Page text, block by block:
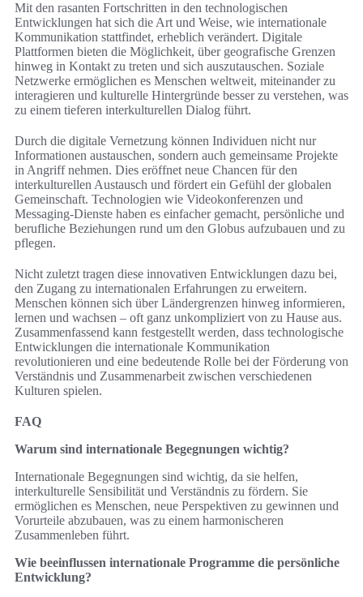
Mit den rasanten Fortschritten in den technologischen
Entwicklungen hat sich die Art und Weise, wie internationale
Kommunikation stattfindet, erheblich verändert. Digitale
Plattformen bieten die Möglichkeit, über geografische Grenzen
hinweg in Kontakt zu treten und sich auszutauschen. Soziale
Netzwerke ermöglichen es Menschen weltweit, miteinander zu
interagieren und kulturelle Hintergründe besser zu verstehen, was
zu einem tieferen interkulturellen Dialog führt.
Durch die digitale Vernetzung können Individuen nicht nur
Informationen austauschen, sondern auch gemeinsame Projekte
in Angriff nehmen. Dies eröffnet neue Chancen für den
interkulturellen Austausch und fördert ein Gefühl der globalen
Gemeinschaft. Technologien wie Videokonferenzen und
Messaging-Dienste haben es einfacher gemacht, persönliche und
berufliche Beziehungen rund um den Globus aufzubauen und zu
pflegen.
Nicht zuletzt tragen diese innovativen Entwicklungen dazu bei,
den Zugang zu internationalen Erfahrungen zu erweitern.
Menschen können sich über Ländergrenzen hinweg informieren,
lernen und wachsen – oft ganz unkompliziert von zu Hause aus.
Zusammenfassend kann festgestellt werden, dass technologische
Entwicklungen die internationale Kommunikation
revolutionieren und eine bedeutende Rolle bei der Förderung von
Verständnis und Zusammenarbeit zwischen verschiedenen
Kulturen spielen.
FAQ
Warum sind internationale Begegnungen wichtig?
Internationale Begegnungen sind wichtig, da sie helfen,
interkulturelle Sensibilität und Verständnis zu fördern. Sie
ermöglichen es Menschen, neue Perspektiven zu gewinnen und
Vorurteile abzubauen, was zu einem harmonischeren
Zusammenleben führt.
Wie beeinflussen internationale Programme die persönliche
Entwicklung?